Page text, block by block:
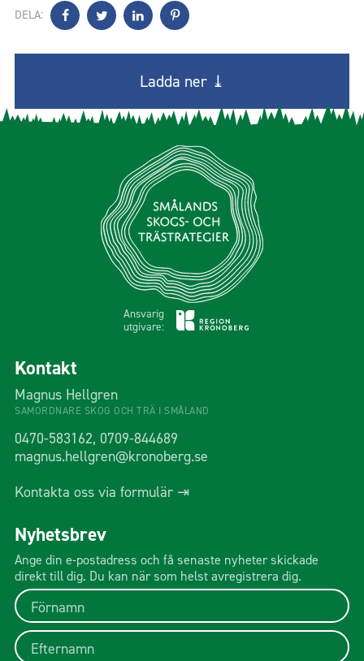
DELA:
Ladda ner ⤓
Ansvarig
utgivare:
Kontakt
Magnus Hellgren
SAMORDNARE SKOG OCH TRÄ I SMÅLAND
0470-583162, 0709-844689
magnus.hellgren@kronoberg.se
Kontakta oss via formulär ⇥
Nyhetsbrev
Ange din e-postadress och få senaste nyheter skickade
direkt till dig. Du kan när som helst avregistrera dig.